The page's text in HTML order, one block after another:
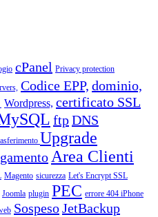
cPanel Privacy protection
Codice EPP, dominio,
Wordpress, certificato SSL
ftpDNS
Upgrade
Area Clienti
Magento sicurezza Let's Encrypt SSL
Joomla plugin PEC errore 404 iPhone
SospesoJetBackup